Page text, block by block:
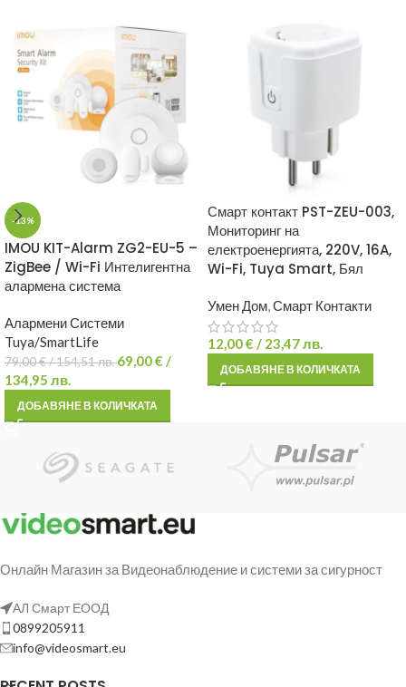
-13%
IMOU KIT-Alarm ZG2-EU-5 –
ZigBee / Wi-Fi Интелигентна
алармена система
Алармени Системи
Tuya/SmartLife
79,00€/ 154,51 лв.69,00€ /
134,95 лв.
ДОБАВЯНЕ В КОЛИЧКАТА
Смарт контакт PST-ZEU-003,
Мониторинг на
електроенергията, 220V, 16A,
Wi-Fi, Tuya Smart, Бял
Умен Дом,Смарт Контакти
12,00€ / 23,47 лв.
ДОБАВЯНЕ В КОЛИЧКАТА
Онлайн Магазин за Видеонаблюдение и системи за сигурност
АЛ Смарт ЕООД
0899205911
info@videosmart.eu